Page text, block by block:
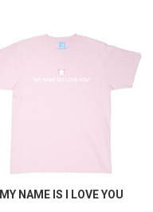
MY NAME IS I LOVE YOU